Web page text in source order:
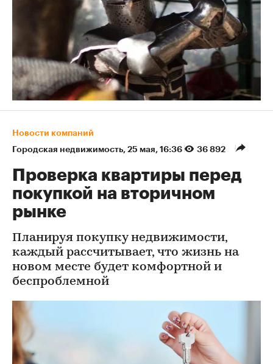
Новости компаний
Городская недвижимость 25 мая, 16:36 36 892
Проверка квартиры перед
покупкой на вторичном
рынке
Планируя покупку недвижимости,
каждый рассчитывает, что жизнь на
новом месте будет комфортной и
беспроблемной